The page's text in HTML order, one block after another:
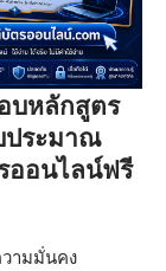
บหลักสูตร
ประมาณ
ออนไลน์ฟรี
ามมั่นคง